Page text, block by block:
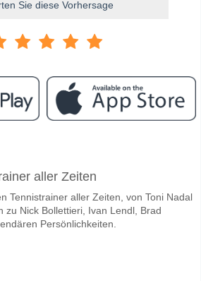
Sie diese Vorhersage
v Al-Rustaq 18 May 2026 16:20.
zwischen dem zu
den Spiel, mit einer
im Spiel punkten Al-Khabourah v
mit einem Prozentsatz von 59%.
aller Zeiten
Tennistrainer aller Zeiten, von Toni Nadal
zu Nick Bollettieri, Ivan Lendl, Brad
Persönlichkeiten.